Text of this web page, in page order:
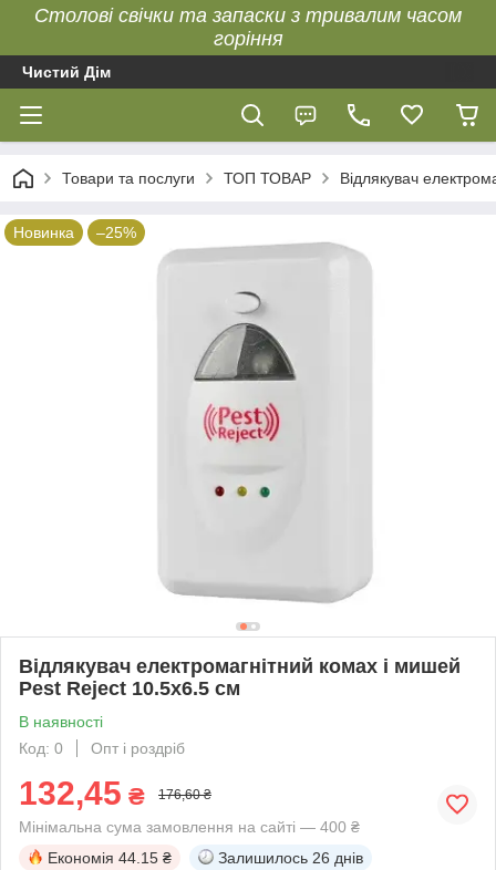
Столові свічки та запаски з тривалим часом
горіння
Чистий Дім
Товари та послуги ТОП ТОВАР Відлякувач
Новинка –25%
Відлякувач електромагнітний комах і мишей
Pest Reject 10.5х6.5 см
В наявності
Код: 0
Опт і роздріб
132,45 ₴ 176,60 ₴
Мінімальна сума замовлення на сайті — 400 ₴
Економія 44.15 ₴ Залишилось 26 днів